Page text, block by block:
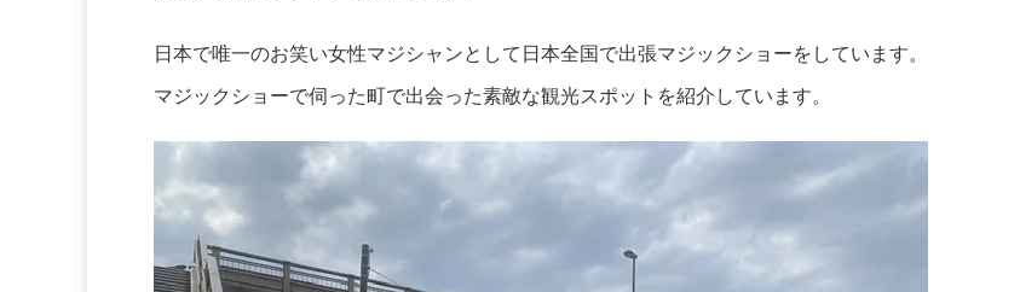
日本で唯一のお笑い女性マジシャンとして日本全国で出張マジックショーをしています。
マジックショーで伺った町で出会った素敵な観光スポットを紹介しています。